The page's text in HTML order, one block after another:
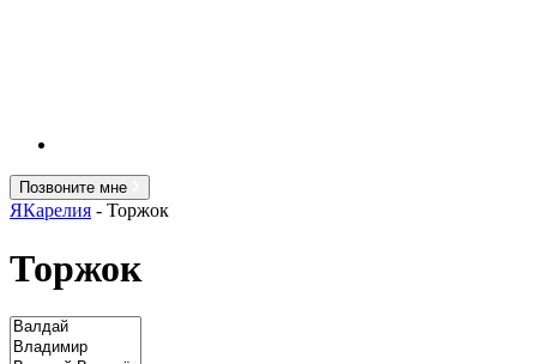
Позвоните мне
ЯКарелия - Торжок
Торжок